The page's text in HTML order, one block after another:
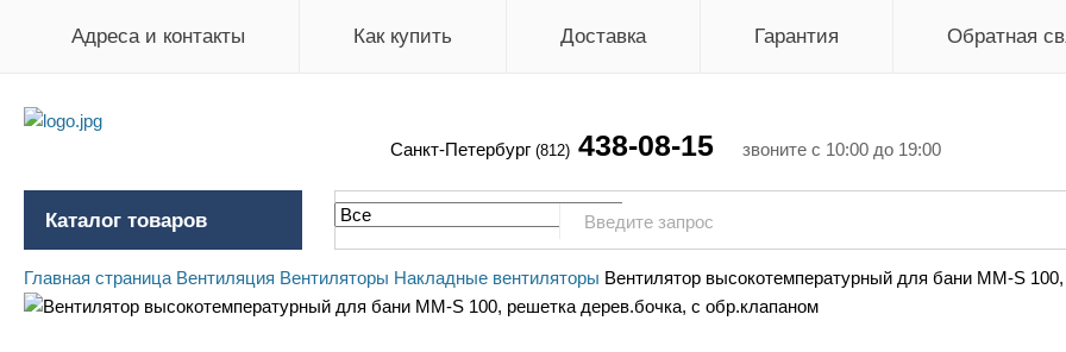
Адреса и контакты Как купить Доставка Гарантия Обратная
Санкт-Петербург (812) 438-08-15 звоните с 10:00 до 19:00
Каталог товаров
Главная страница Вентиляция Вентиляторы Накладные вентиляторы Вентилятор высокотемпературный для бани MM-S